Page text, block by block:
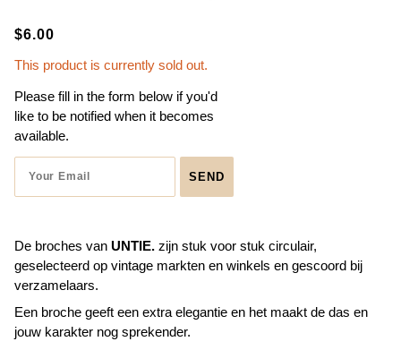
$6.00
This product is currently sold out.
Please fill in the form below if you'd
like to be notified when it becomes
available.
De broches van UNTIE. zijn stuk voor stuk circulair,
geselecteerd op vintage markten en winkels en gescoord bij
verzamelaars.
Een broche geeft een extra elegantie en het maakt de das en
jouw karakter nog sprekender.